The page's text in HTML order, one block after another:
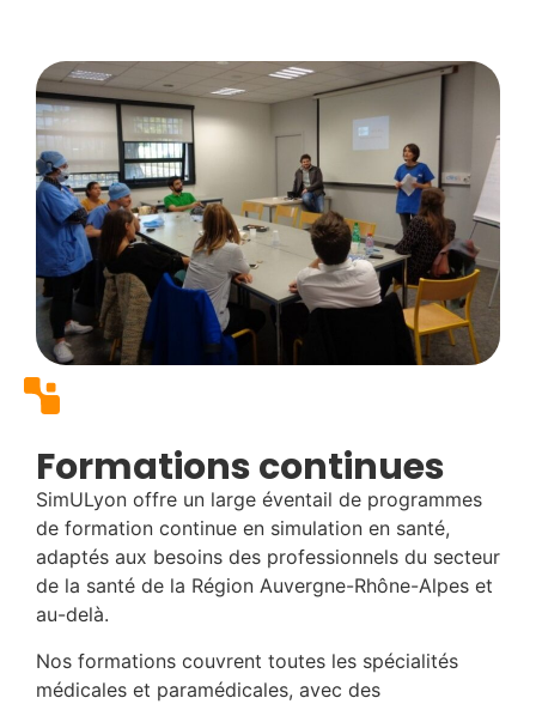
Formations continues
SimULyon offre un large éventail de programmes
de formation continue en simulation en santé,
adaptés aux besoins des professionnels du secteur
de la santé de la Région Auvergne-Rhône-Alpes et
au-delà.
Nos formations couvrent toutes les spécialités
médicales et paramédicales, avec des